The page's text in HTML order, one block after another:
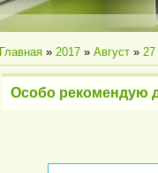
Главная » 2017 » Август » 27
Особо рекомендую